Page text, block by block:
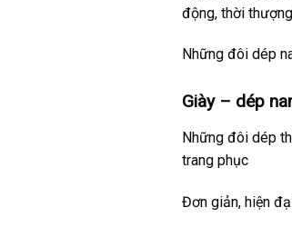
động, thời
Những đôi dép
Giày – dép
Những đôi dép
trang phục
Đơn giản, hiện